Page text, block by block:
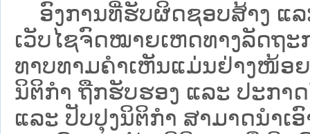
ອົງການທີ່ຮັບຜິດຊອບສ້າງ ແລ
ເວັບ​ໄຊຈົດໝາຍເຫດທາງລັດຖະ
ທາບທາມຄໍາເຫັນແມ່ນຢ່າງໜ້ອ
ນິຕິກໍາ ຖືກຮັບຮອງ ແລະ ປະກາ
ແລະ ປັບປຸງນິຕິກໍາ ສາມາດນຳເ